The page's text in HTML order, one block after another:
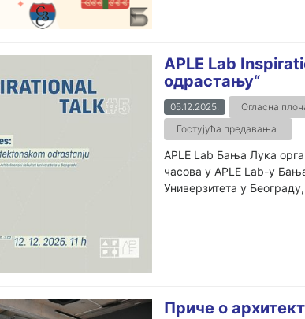
APLE Lab
одрастању“
05.12.2025. Огласна
Гостујућа предавања
APLE Lab Бања Лука
часова у APLE Lab-у
Универзитета у
Приче о